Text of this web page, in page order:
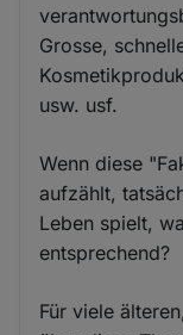
Grosse,
usw. usf.
Wenn diese
aufzählt,
Leben spielt,
entsprechend?
Für viele